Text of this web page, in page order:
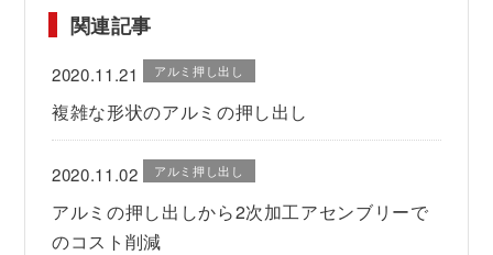
関連記事
2020.11.21 アルミ押し出し
複雑な形状のアルミの押し出し
2020.11.02 アルミ押し出し
アルミの押し出しから2次加工アセンブリーで
のコスト削減